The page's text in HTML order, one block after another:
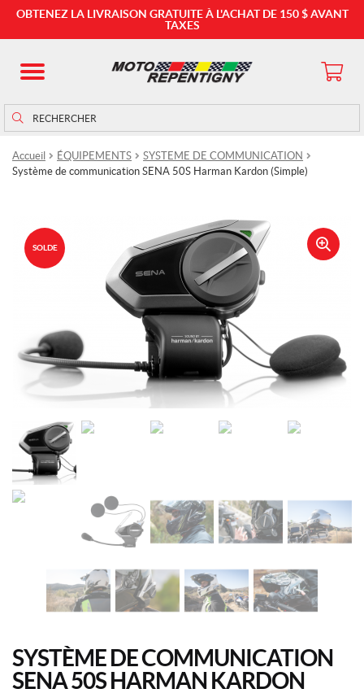
OBTENEZ LA LIVRAISON GRATUITE À L'ACHAT DE 150 $ AVANT
TAXES
Rechercher :
Rechercher
Accueil ÉQUIPEMENTS
SYSTEME DE COMMUNICATION
Système de communication SENA 50S Harman Kardon (Simple)
SOLDE
SYSTÈME DE COMMUNICATION
SENA 50S HARMAN KARDON